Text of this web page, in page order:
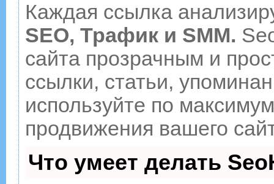
Каждая ссылка
SEO, Трафик и SMM.
сайта прозрачным и
ссылки, статьи,
используйте по
продвижения вашего
Что умеет делать